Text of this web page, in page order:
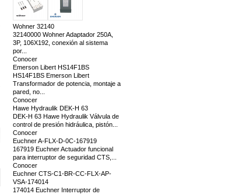
Wohner 32140
32140000 Wohner Adaptador 250A,
3P, 106X192, conexión al sistema
por...
Conocer
Emerson Libert HS14F1BS
HS14F1BS Emerson Libert
Transformador de potencia, montaje a
pared, no...
Conocer
Hawe Hydraulik DEK-H 63
DEK-H 63 Hawe Hydraulik Válvula de
control de presión hidráulica, pistón...
Conocer
Euchner A-FLX-D-0C-167919
167919 Euchner Actuador funcional
para interruptor de seguridad CTS,...
Conocer
Euchner CTS-C1-BR-CC-FLX-AP-
VSA-174014
174014 Euchner Interruptor de